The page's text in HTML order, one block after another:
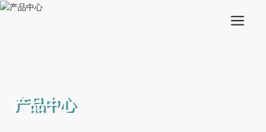
产品中心